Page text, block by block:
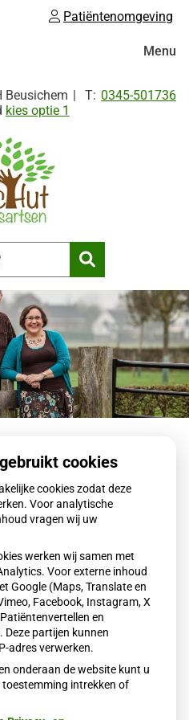
Patiëntenomgeving
Beusichem Tel:
0345-501736
kies optie 1
Zoeken
Menu
psychische klachten, Petra
tot 1 maart 2024. Zij
gezonde zoon. Zij wordt
de maandagen bij ons
snel een nieuwe collega
cookies
cookies zodat deze
Voor analytische
vragen wij uw
werken wij samen met
Voor externe inhoud
Google (Maps, Translate en
Facebook, Instagram, X
en
partijen kunnen
adres verwerken.
onderaan de website kunt u
intrekken of